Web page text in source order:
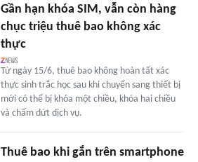
Gần hạn khóa SIM, vẫn còn hàng
chục triệu thuê bao không xác
thực
Từ ngày 15/6, thuê bao không hoàn tất xác
thực sinh trắc học sau khi chuyển sang thiết bị
mới có thể bị khóa một chiều, khóa hai chiều
và chấm dứt dịch vụ.
Thuê bao khi gắn trên smartphone